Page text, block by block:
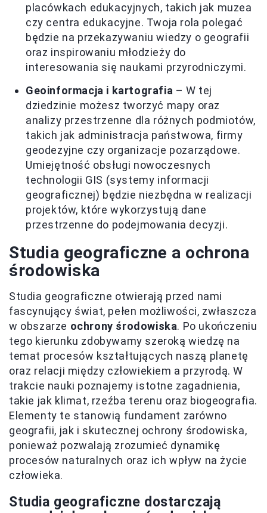
placówkach edukacyjnych, takich jak muzea
czy centra edukacyjne. Twoja rola polegać
będzie na przekazywaniu wiedzy o geografii
oraz inspirowaniu młodzieży do
interesowania się naukami przyrodniczymi.
Geoinformacja i kartografia – W tej
dziedzinie możesz tworzyć mapy oraz
analizy przestrzenne dla różnych podmiotów,
takich jak administracja państwowa, firmy
geodezyjne czy organizacje pozarządowe.
Umiejętność obsługi nowoczesnych
technologii GIS (systemy informacji
geograficznej) będzie niezbędna w realizacji
projektów, które wykorzystują dane
przestrzenne do podejmowania decyzji.
Studia geograficzne a ochrona
środowiska
Studia geograficzne otwierają przed nami
fascynujący świat, pełen możliwości, zwłaszcza
w obszarze ochrony środowiska. Po ukończeniu
tego kierunku zdobywamy szeroką wiedzę na
temat procesów kształtujących naszą planetę
oraz relacji między człowiekiem a przyrodą. W
trakcie nauki poznajemy istotne zagadnienia,
takie jak klimat, rzeźba terenu oraz biogeografia.
Elementy te stanowią fundament zarówno
geografii, jak i skutecznej ochrony środowiska,
ponieważ pozwalają zrozumieć dynamikę
procesów naturalnych oraz ich wpływ na życie
człowieka.
Studia geograficzne dostarczają